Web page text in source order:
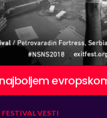
najboljem
FESTIVALVESTI